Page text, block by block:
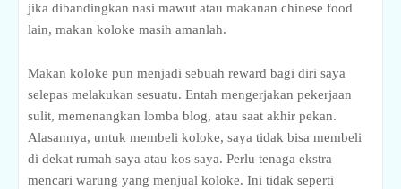
jika dibandingkan nasi mawut atau makanan chinese food
lain, makan koloke masih amanlah.
Makan koloke pun menjadi sebuah reward bagi diri saya
selepas melakukan sesuatu. Entah mengerjakan pekerjaan
sulit, memenangkan lomba blog, atau saat akhir pekan.
Alasannya, untuk membeli koloke, saya tidak bisa membeli
di dekat rumah saya atau kos saya. Perlu tenaga ekstra
mencari warung yang menjual koloke. Ini tidak seperti